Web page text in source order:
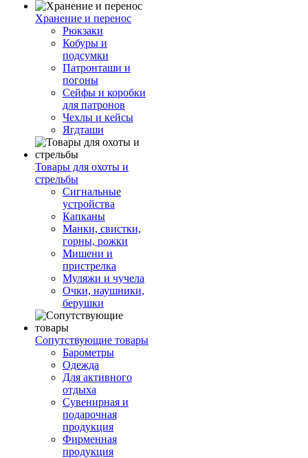
Хранение и перенос
Рюкзаки
Кобуры и
подсумки
Патронташи и
погоны
Сейфы и коробки
для патронов
Чехлы и кейсы
Ягдташи
Товары для охоты и
стрельбы
Сигнальные
устройства
Капканы
Манки, свистки,
горны, рожки
Мишени и
пристрелка
Муляжи и чучела
Очки, наушники,
берушки
Сопутствующие товары
Барометры
Одежда
Для активного
отдыха
Сувенирная и
подарочная
продукция
Фирменная
продукция